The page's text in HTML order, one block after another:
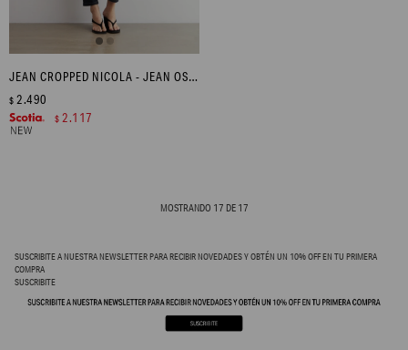
JEAN CROPPED NICOLA - JEAN OSCURO
$ 2.490
$ 2.117
MOSTRANDO 17 DE 17
SUSCRIBITE A NUESTRA NEWSLETTER PARA RECIBIR NOVEDADES Y OBTÉN UN 10% OFF EN TU PRIMERA
COMPRA
SUSCRIBITE